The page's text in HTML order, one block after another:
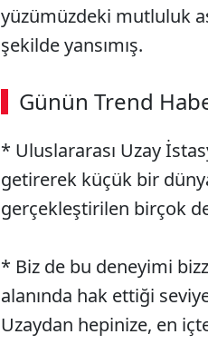
yüzümüzdeki mutluluk
şekilde yansımış.
Günün Trend
SÖZCÜ SON DAKİKA
* Uluslararası Uzay
getirerek küçük bir
gerçekleştirilen birçok
* Biz de bu deneyimi
alanında hak ettiği
Uzaydan hepinize, en